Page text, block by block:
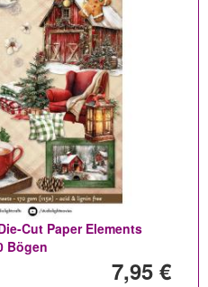
Cut Paper Elements
Bögen
7,95 €